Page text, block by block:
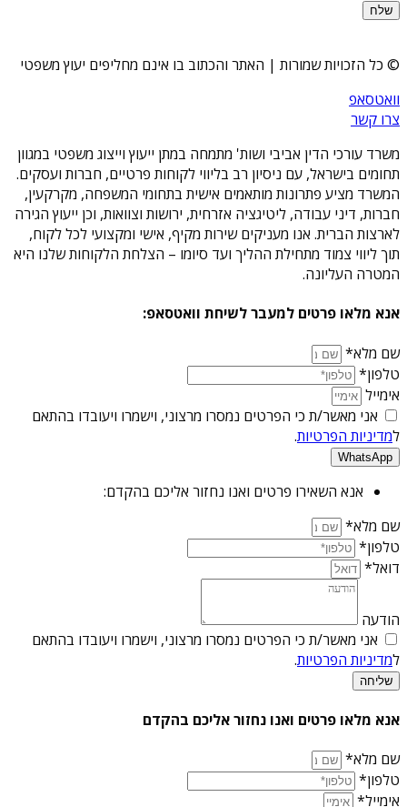
שלח
© כל הזכויות שמורות | האתר והכתוב בו אינם מחליפים יעוץ משפטי
וואטסאפ
צרו קשר
משרד עורכי הדין אביבי ושות' מתמחה במתן ייעוץ וייצוג משפטי במגוון
תחומים בישראל, עם ניסיון רב בליווי לקוחות פרטיים, חברות ועסקים.
המשרד מציע פתרונות מותאמים אישית בתחומי המשפחה, מקרקעין,
חברות, דיני עבודה, ליטיגציה אזרחית, ירושות וצוואות, וכן ייעוץ הגירה
לארצות הברית. אנו מעניקים שירות מקיף, אישי ומקצועי לכל לקוח,
תוך ליווי צמוד מתחילת ההליך ועד סיומו – הצלחת הלקוחות שלנו היא
המטרה העליונה.
אנא מלאו פרטים למעבר לשיחת וואטסאפ:
שם מלא*
טלפון*
אימייל
אני מאשר/ת כי הפרטים נמסרו מרצוני, וישמרו ויעובדו בהתאם
למדיניות הפרטיות.
WhatsApp
אנא השאירו פרטים ואנו נחזור אליכם בהקדם:
שם מלא*
טלפון*
דואל*
הודעה
אני מאשר/ת כי הפרטים נמסרו מרצוני, וישמרו ויעובדו בהתאם
למדיניות הפרטיות.
שליחה
אנא מלאו פרטים ואנו נחזור אליכם בהקדם
שם מלא*
טלפון*
אימייל*